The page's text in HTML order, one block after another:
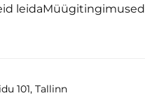
leidaMüügitingimused
101, Tallinn